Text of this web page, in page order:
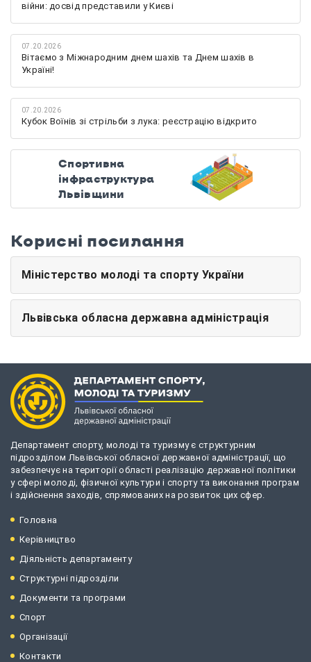
війни: досвід представили у Києві
07.20.2026
Вітаємо з Міжнародним днем шахів та Днем шахів в
Україні!
07.20.2026
Кубок Воїнів зі стрільби з лука: реєстрацію відкрито
Спортивна
інфраструктура
Львівщини
Корисні посилання
Міністерство молоді та спорту України
Львівська обласна державна адміністрація
Департамент спорту, молоді та туризму є структурним
підрозділом Львівської обласної державної адміністрації, що
забезпечує на території області реалізацію державної політики
у сфері молоді, фізичної культури і спорту та виконання програм
і здійснення заходів, спрямованих на розвиток цих сфер.
Головна
Керівництво
Діяльність департаменту
Структурні підрозділи
Документи та програми
Спорт
Організації
Контакти